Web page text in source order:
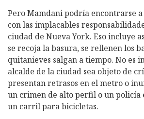
Pero Mamdani podría encontrarse
con las implacables
ciudad de Nueva York. Eso incluye
se recoja la basura, se rellenen los
quitanieves salgan a tiempo. No es
alcalde de la ciudad sea objeto de
presentan retrasos en el metro o
un crimen de alto perfil o un policía
un carril para bicicletas.